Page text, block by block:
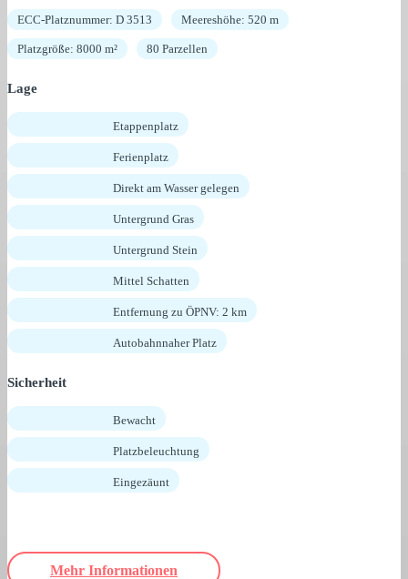
ECC-Platznummer: D 3513 Meereshöhe: 520 m
Platzgröße: 8000 m² 80 Parzellen
Lage
Etappenplatz
Ferienplatz
Direkt am Wasser gelegen
Untergrund Gras
Untergrund Stein
Mittel Schatten
Entfernung zu ÖPNV: 2 km
Autobahnnaher Platz
Sicherheit
Bewacht
Platzbeleuchtung
Eingezäunt
Mehr Informationen